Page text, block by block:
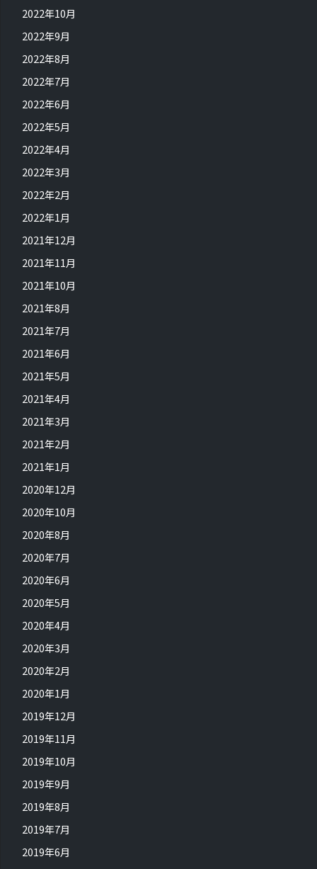
2022年10月
2022年9月
2022年8月
2022年7月
2022年6月
2022年5月
2022年4月
2022年3月
2022年2月
2022年1月
2021年12月
2021年11月
2021年10月
2021年8月
2021年7月
2021年6月
2021年5月
2021年4月
2021年3月
2021年2月
2021年1月
2020年12月
2020年10月
2020年8月
2020年7月
2020年6月
2020年5月
2020年4月
2020年3月
2020年2月
2020年1月
2019年12月
2019年11月
2019年10月
2019年9月
2019年8月
2019年7月
2019年6月